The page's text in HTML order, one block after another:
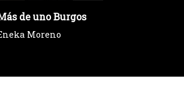
de uno Burgos
Moreno